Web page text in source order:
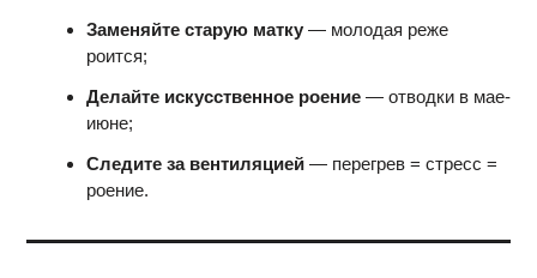
Заменяйте старую матку— молодая реже
роится;
Делайте искусственное роение— отводки в мае-
июне;
Следите за вентиляцией— перегрев = стресс =
роение.